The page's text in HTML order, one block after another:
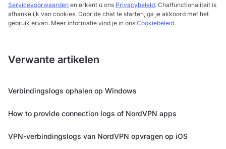
Servicevoorwaarden en erkent u ons Privacybeleid. Chatfunctionaliteit is
afhankelijk van cookies. Door de chat te starten, ga je akkoord met het
gebruik ervan. Meer informatie vind je in ons Cookiebeleid.
Verwante artikelen
Verbindingslogs ophalen op Windows
How to provide connection logs of NordVPN apps
VPN-verbindingslogs van NordVPN opvragen op iOS